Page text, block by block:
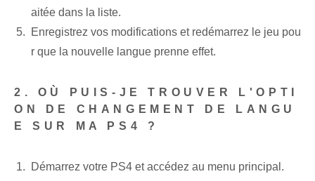
aitée dans la liste.
Enregistrez vos modifications et redémarrez le jeu pou
r que la nouvelle langue prenne effet.
2. OÙ PUIS-JE TROUVER L'OPTI
ON DE CHANGEMENT DE LANGU
E SUR MA PS4 ?
Démarrez votre PS4 et accédez au menu principal.